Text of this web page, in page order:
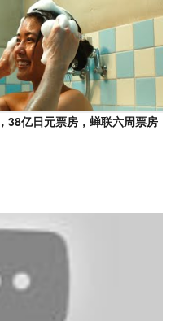
38亿日元票房，蝉联六周票房